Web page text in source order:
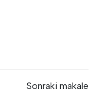
Sonraki makale